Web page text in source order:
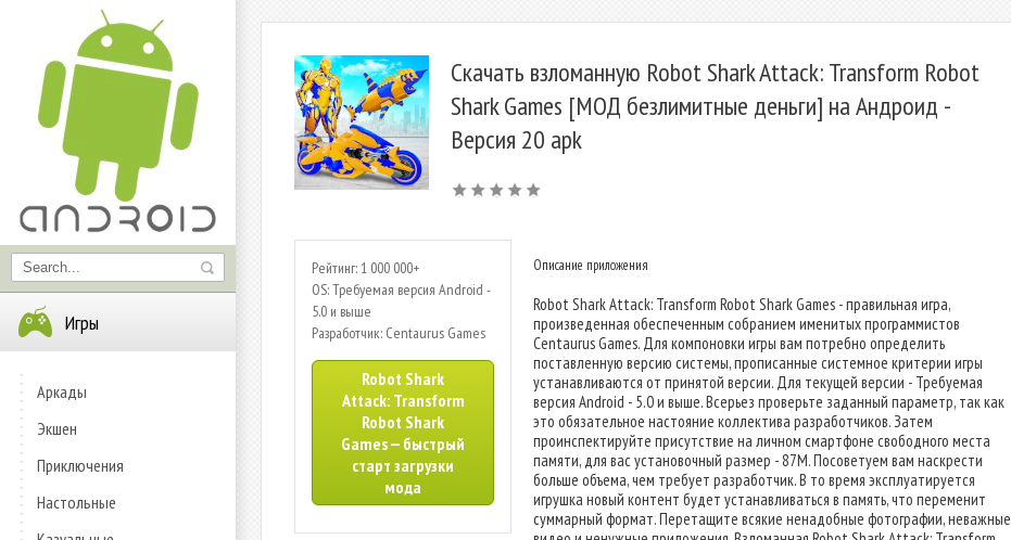
Игры
Аркады
Экшен
Приключения
Настольные
Скачать взломанную Robot Shark Attack: Transform Robot
Shark Games [МОД безлимитные деньги] на Андроид -
Версия 20 apk
Рейтинг: 1 000 000+
OS: Требуемая версия Android -
5.0 и выше
Разработчик: Centaurus Games
Robot Shark
Attack: Transform
Robot Shark
Games — быстрый
старт загрузки
мода
Описание приложения
Robot Shark Attack: Transform Robot Shark Games - правильная игра,
произведенная обеспеченным собранием именитых программистов
Centaurus Games. Для компоновки игры вам потребно определить
поставленную версию системы, прописанные системное критерии игры
устанавливаются от принятой версии. Для текущей версии - Требуемая
версия Android - 5.0 и выше. Всерьез проверьте заданный параметр, так как
это обязательное настояние коллектива разработчиков. Затем
проинспектируйте присутствие на личном смартфоне свободного места
памяти, для вас установочный размер - 87M. Посоветуем вам наскрести
больше объема, чем требует разработчик. В то время эксплуатируется
игрушка новый контент будет устанавливаться в память, что переменит
суммарный формат. Перетащите всякие ненадобные фотографии, неважные